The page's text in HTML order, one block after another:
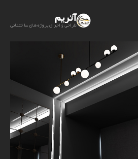
آتریم
طراحی و اجرای پروژه های ساختمانی